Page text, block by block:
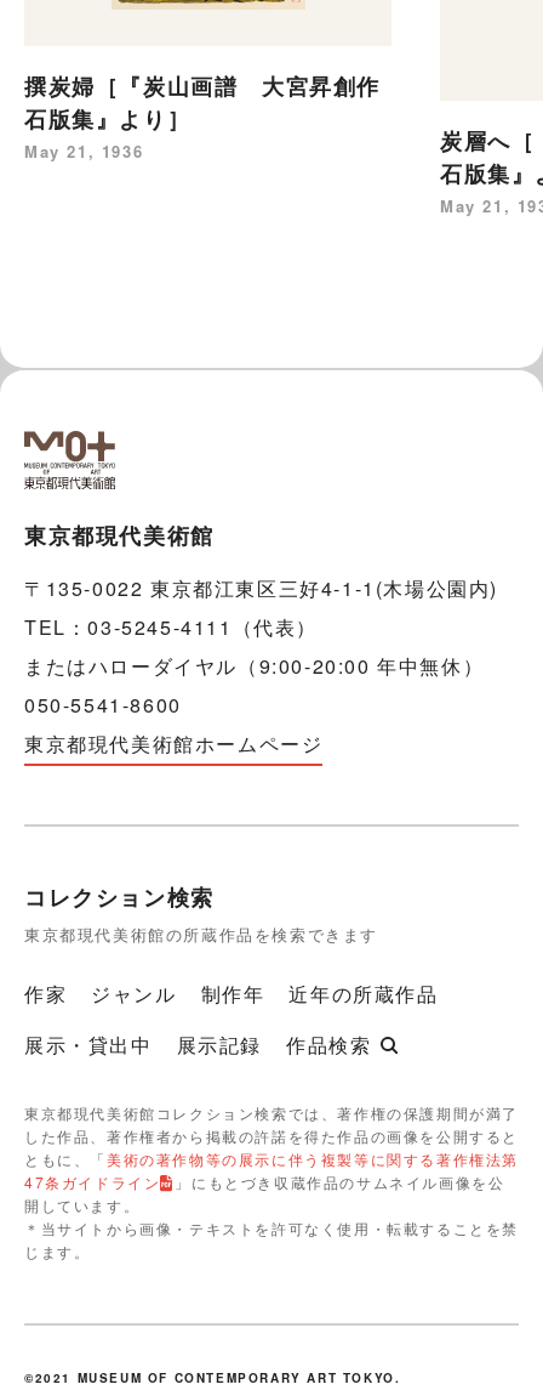
撰炭婦［『炭山画譜 大宮昇創作
石版集』より］
May 21, 1936
炭層へ
石版集』
May 21,
東京都現代美術館
〒135-0022 東京都江東区三好4-1-1(木場公園内)
TEL：03-5245-4111（代表）
またはハローダイヤル（9:00-20:00 年中無休）
050-5541-8600
東京都現代美術館ホームページ
コレクション検索
東京都現代美術館の所蔵作品を検索できます
作家 ジャンル 制作年
近年の所蔵作品
展示・貸出中
展示記録 作品検索
東京都現代美術館コレクション検索では、著作権の保護期間が満了
した作品、著作権者から掲載の許諾を得た作品の画像を公開すると
ともに、「美術の著作物等の展示に伴う複製等に関する著作権法第
47条ガイドライン
」にもとづき収蔵作品のサムネイル画像を公
開しています。
＊当サイトから画像・テキストを許可なく使用・転載することを禁
じます。
©2021 MUSEUM OF CONTEMPORARY ART TOKYO.